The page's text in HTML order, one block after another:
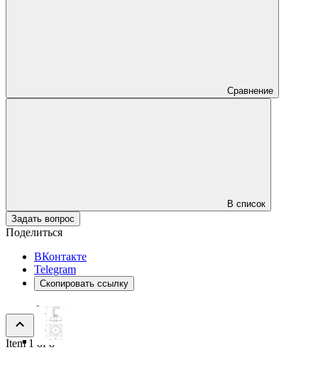
Сравнение
В список
Задать вопрос
Поделиться
ВКонтакте
Telegram
Скопировать ссылку
Item 1 of 8